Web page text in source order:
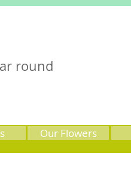
round
Our Flowers